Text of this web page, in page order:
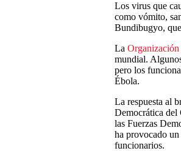
Los virus que
como vómito,
Bundibugyo,
La
mundial.
pero los
Ébola.
La respuesta al
Democrática del
las Fuerzas
ha provocado
funcionarios.